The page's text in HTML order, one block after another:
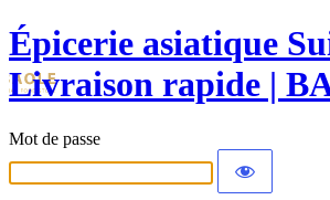
Épicerie asiatique
Livraison rapide |
Mot de passe